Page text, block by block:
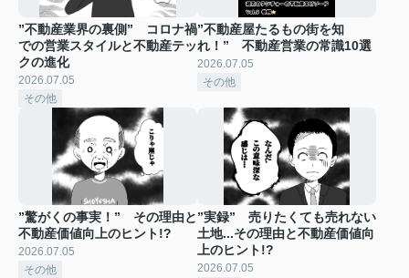
”不動産業界の裏側” コロナ禍
での営業スタイルと不動産テッ
クの進化
2026.07.05
その他
”不動産屋たるもの街を知
れ！” 不動産営業の常識10選
2026.07.05
その他
”驚がくの事実！” その理由と
不動産価値向上のヒント!?
2026.07.05
その他
”実録” 売りたくても売れない
土地...その理由と不動産価値向
上のヒント!?
2026.07.05